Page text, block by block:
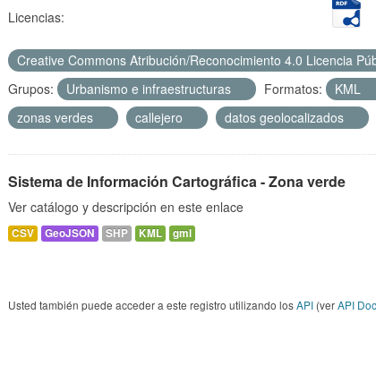
Licencias:
Creative Commons Atribución/Reconocimiento 4.0 Licencia
Grupos:
Urbanismo e infraestructuras Formatos: KML
zonas verdes
callejero datos geolocalizados
Sistema de Información Cartográfica - Zona verde
Ver catálogo y descripción en este enlace
CSV GeoJSON SHP KML gml
Usted también puede acceder a este registro utilizando losAPI (verAPI